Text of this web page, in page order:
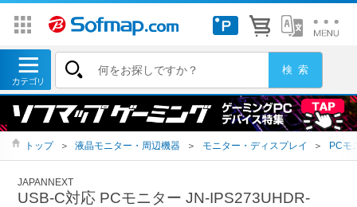
トップ ＞ 液晶モニター・周辺機器 ＞ モニター・ディスプレイ ＞ PCモ
JAPANNEXT
USB-C対応 PCモニター JN-IPS273UHDR-